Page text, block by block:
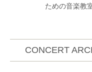
ラと共演。同
音楽賞。第13
大定期室内楽
ための音楽教
高等学校音楽
佳子、下田幸
繁夫氏からも
CONCERT